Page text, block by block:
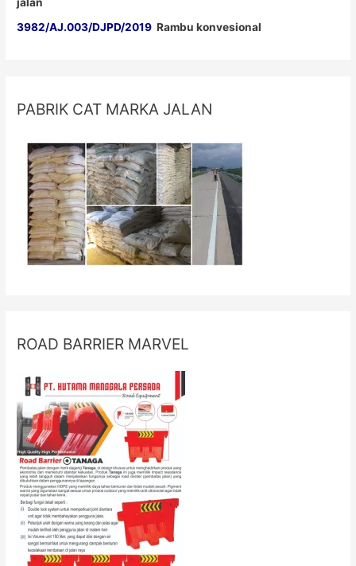
jalan
3982/AJ.003/DJPD/2019 Rambu konvesional
PABRIK CAT MARKA JALAN
ROAD BARRIER MARVEL